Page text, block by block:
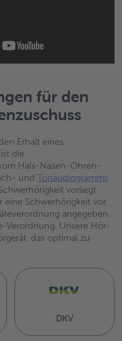
für den
Erhalt eines
die
Hals-Nasen-Ohren-
und Tonaudiogramms
vorliegt.
eine Schwerhörigkeit vor,
angegeben.
Verordnung. Unsere Hör-
das optimal zu
DKV